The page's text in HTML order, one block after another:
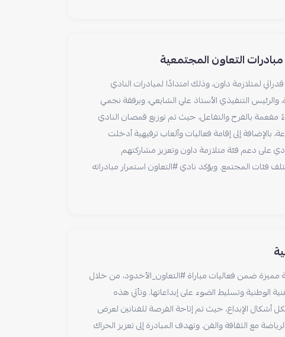
التعاون المجتمعية
لمتلازمة داون، وذلك امتدادًا لمبادرات النادي
التنفيذي الأستاذ علي الشايعي، وبرفقة نجمي
مفعمة بالفرح والتفاعل، حيث تم توزيع قمصان النادي
بالإضافة إلى إقامة فعاليات وألعاب ترفيهية أدخلت
على دعم فئة متلازمة داون وتعزيز مشاركتهم
فئات المجتمع. ويؤكد نادي #التعاون استمرار مبادراته
مميزة ضمن فعاليات مباراة #التعاون_الأخدود، من خلال
الوطنية وتسليط الضوء على إبداعاتها. وتأتي هذه
أشكال الإبداع، حيث تم إتاحة الفرصة للفنانين لعرض
مع الثقافة والفن. وتهدف المبادرة إلى تعزيز الحراك